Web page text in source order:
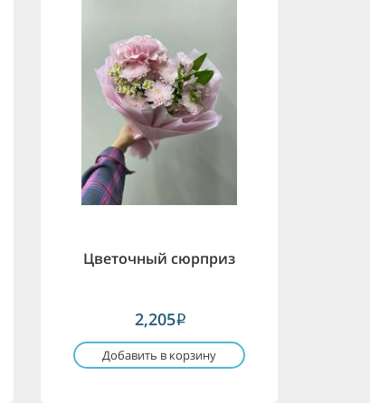
Цветочный сюрприз
2,205i
Добавить в корзину